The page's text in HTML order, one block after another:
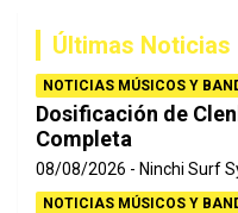
Últimas Noticias
NOTICIAS MÚSICOS Y
Dosificación de
Completa
08/08/2026 Ninchi Surf
NOTICIAS MÚSICOS Y